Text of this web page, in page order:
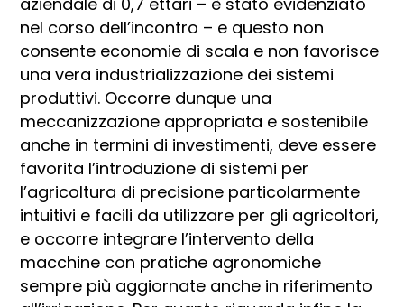
nel corso dell’incontro – e questo non
consente economie di scala e non favorisce
una vera industrializzazione dei sistemi
produttivi. Occorre dunque una
meccanizzazione appropriata e sostenibile
anche in termini di investimenti, deve essere
favorita l’introduzione di sistemi per
l’agricoltura di precisione particolarmente
intuitivi e facili da utilizzare per gli agricoltori,
e occorre integrare l’intervento della
macchine con pratiche agronomiche
sempre più aggiornate anche in riferimento